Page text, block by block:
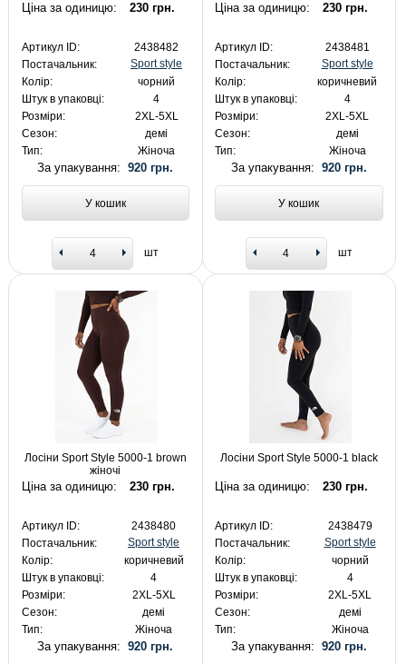
Ціна за одиницю: 230 грн.
Артикул ID:
2438482
Постачальник:
Sport style
Колір:
чорний
Штук в упаковці:
4
Розміри:
2XL-5XL
Сезон:
демі
Тип:
Жіноча
За упакування:920 грн.
У кошик
шт
Ціна за одиницю: 230 грн.
Артикул ID:
2438481
Постачальник:
Sport style
Колір:
коричневий
Штук в упаковці:
4
Розміри:
2XL-5XL
Сезон:
демі
Тип:
Жіноча
За упакування: 920 грн.
У кошик
шт
Лосіни Sport Style 5000-1 brown
жіночі
Ціна за одиницю: 230 грн.
Артикул ID:
2438480
Постачальник:
Sport style
Колір:
коричневий
Штук в упаковці:
4
Розміри:
2XL-5XL
Сезон:
демі
Тип:
Жіноча
За упакування:920 грн.
Лосіни Sport Style 5000-1 black
Ціна за одиницю: 230 грн.
Артикул ID:
2438479
Постачальник:
Sport style
Колір:
чорний
Штук в упаковці:
4
Розміри:
2XL-5XL
Сезон:
демі
Тип:
Жіноча
За упакування: 920 грн.